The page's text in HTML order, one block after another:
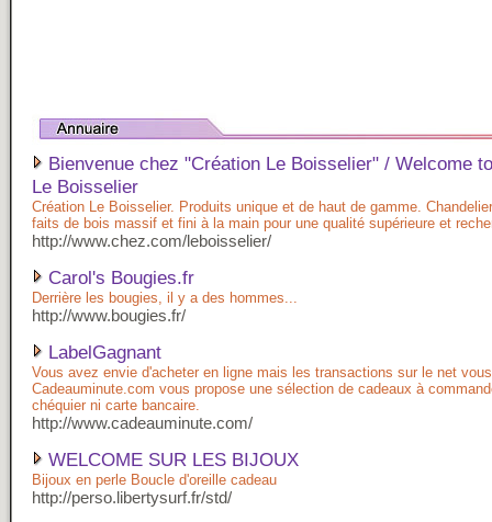
Bienvenue chez "Création Le Boisselier" / Welcome
Le Boisselier
Création Le Boisselier. Produits unique et de haut de gamme.
faits de bois massif et fini à la main pour une qualité supérieure et
http://www.chez.com/leboisselier/
Carol's Bougies.fr
Derrière les bougies, il y a des hommes...
http://www.bougies.fr/
LabelGagnant
Vous avez envie d'acheter en ligne mais les transactions sur le net
Cadeauminute.com vous propose une sélection de cadeaux à
chéquier ni carte bancaire.
http://www.cadeauminute.com/
WELCOME SUR LES BIJOUX
Bijoux en perle Boucle d'oreille cadeau
http://perso.libertysurf.fr/std/